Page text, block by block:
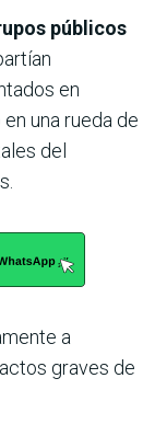
públicos
en
una rueda de
del
a
graves de